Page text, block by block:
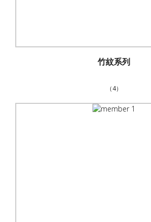
竹紋系列
（4）